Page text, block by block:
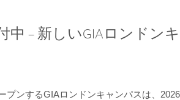
中 – 新しいGIAロンドン
プンするGIAロンドンキャンパスは、